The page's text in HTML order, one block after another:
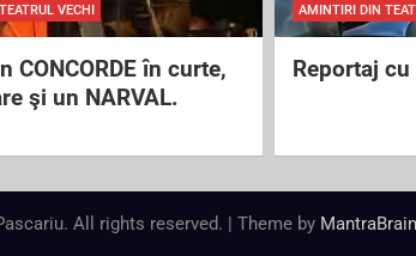
VECHI
CONCORDE în curte,
şi un NARVAL.
AMINTIRI DIN
Reportaj
All rights reserved. | Theme by MantraBrain